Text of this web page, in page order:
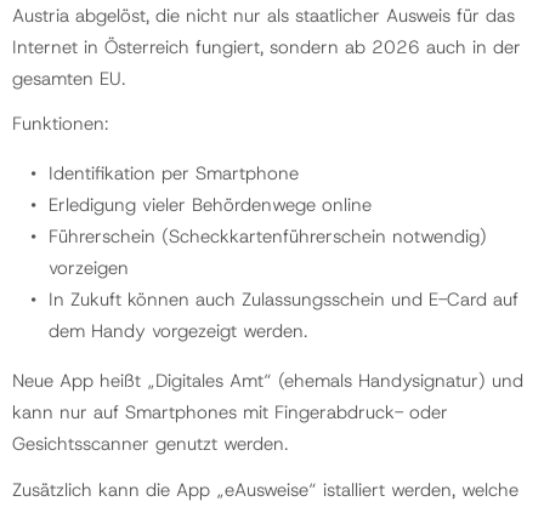
Austria abgelöst, die nicht nur als staatlicher Ausweis für das
Internet in Österreich fungiert, sondern ab 2026 auch in der
gesamten EU.
Funktionen:
Identifikation per Smartphone
Erledigung vieler Behördenwege online
Führerschein (Scheckkartenführerschein notwendig)
vorzeigen
In Zukuft können auch Zulassungsschein und E-Card auf
dem Handy vorgezeigt werden.
Neue App heißt „Digitales Amt“ (ehemals Handysignatur) und
kann nur auf Smartphones mit Fingerabdruck- oder
Gesichtsscanner genutzt werden.
Zusätzlich kann die App „eAusweise“ istalliert werden, welche